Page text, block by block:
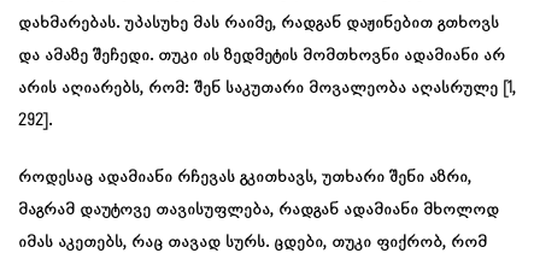
დახმარებას. უპასუხე მას რაიმე, რადგან დაჟინებით გთხოვს
და ამაზე შეჩედი. თუკი ის ზედმეტის მომთხოვნი ადამიანი არ
არის აღიარებს, რომ: შენ საკუთარი მოვალეობა აღასრულე [1,
292].
როდესაც ადამიანი რჩევას გკითხავს, უთხარი შენი აზრი,
მაგრამ დაუტოვე თავისუფლება, რადგან ადამიანი მხოლოდ
იმას აკეთებს, რაც თავად სურს. ცდები, თუკი ფიქრობ, რომ